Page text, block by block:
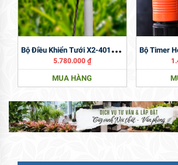
B
Ộ Điều Khiển Tưới X2-401-E Hunter
5.780.000 ₫
MUA HÀNG